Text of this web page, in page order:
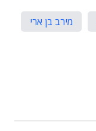
מירב בן ארי